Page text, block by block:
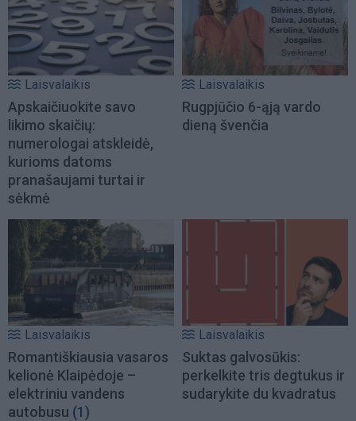
Laisvalaikis
Apskaičiuokite savo
likimo skaičių:
numerologai atskleidė,
kurioms datoms
pranašaujami turtai ir
sėkmė
Laisvalaikis
Rugpjūčio 6-ąją vardo
dieną švenčia
Laisvalaikis
Romantiškiausia vasaros
kelionė Klaipėdoje –
elektriniu vandens
autobusu (1)
Laisvalaikis
Suktas galvosūkis:
perkelkite tris degtukus ir
sudarykite du kvadratus